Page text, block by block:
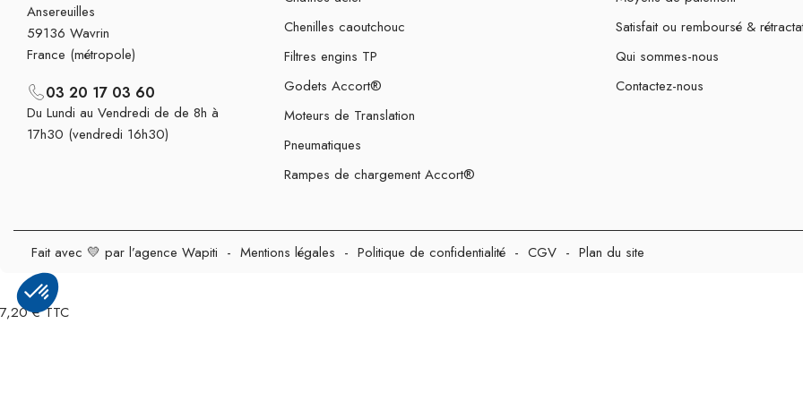
Ansereuilles
59136 Wavrin
France (métropole)
03 20 17 03 60
Du Lundi au Vendredi de de 8h à
17h30 (vendredi 16h30)
Chenilles caoutchouc
Filtres engins TP
Godets Accort®
Moteurs de Translation
Pneumatiques
Rampes de chargement Accort®
Satisfait ou remboursé &
Qui sommes-nous
Contactez-nous
Fait avec 💛 par l’agence Wapiti - Mentions légales - Politique de confidentialité - CGV - Plan du site
7,20 € TTC